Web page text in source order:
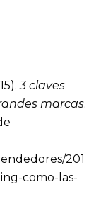
3 claves
marcas.
201
como-las-